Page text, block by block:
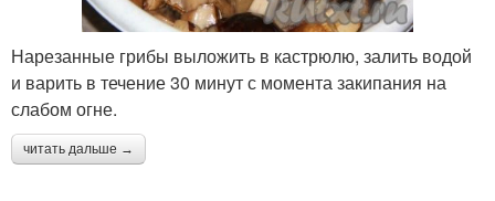
Нарезанные грибы выложить в кастрюлю, залить водой
и варить в течение 30 минут с момента закипания на
слабом огне.
читать дальше →